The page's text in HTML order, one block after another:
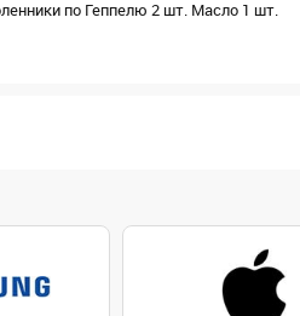
по Геппелю 2 шт. Масло 1 шт.